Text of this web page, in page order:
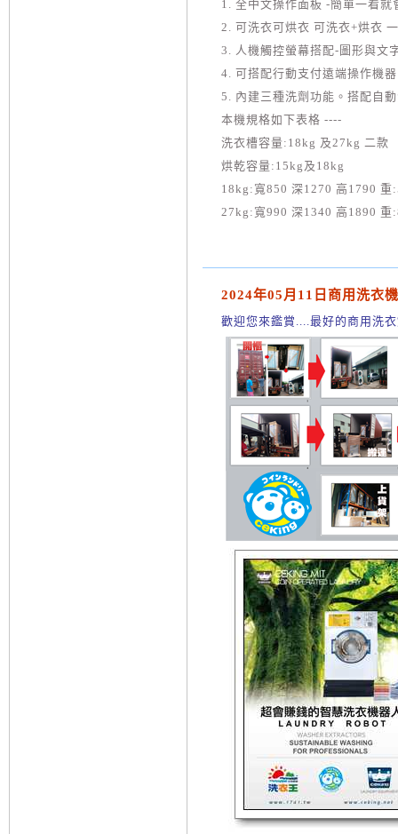
1. 全中文操作面板 -簡單一看就
2. 可洗衣可烘衣 可洗衣+烘衣
3. 人機觸控螢幕搭配-圖形與文
4. 可搭配行動支付遠端操作機
5. 內建三種洗劑功能。搭配自
本機規格如下表格 ----
洗衣槽容量:18kg 及27kg 二款
烘乾容量:15kg及18kg
18kg:寬850 深1270 高1790 重
27kg:寬990 深1340 高1890 重
2024年05月11日商用洗衣
歡迎您來鑑賞....最好的商用洗